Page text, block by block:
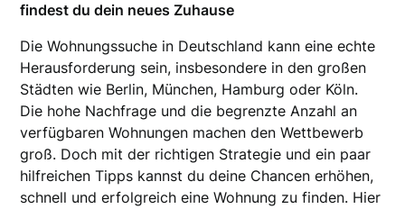
findest du dein neues Zuhause
Die Wohnungssuche in Deutschland kann eine echte
Herausforderung sein, insbesondere in den großen
Städten wie Berlin, München, Hamburg oder Köln.
Die hohe Nachfrage und die begrenzte Anzahl an
verfügbaren Wohnungen machen den Wettbewerb
groß. Doch mit der richtigen Strategie und ein paar
hilfreichen Tipps kannst du deine Chancen erhöhen,
schnell und erfolgreich eine Wohnung zu finden. Hier